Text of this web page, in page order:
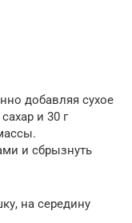
добавляя сухое
и 30 г
и сбрызнуть
на середину